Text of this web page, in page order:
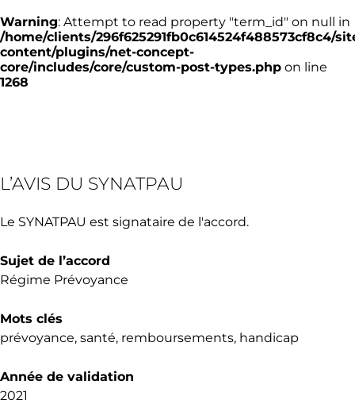
Warning: Attempt to read property "term_id" on null in
/home/clients/296f625291fb0c614524f488573cf8c4/
content/plugins/net-concept-
core/includes/core/custom-post-types.php on line
1268
L’AVIS DU SYNATPAU
Le SYNATPAU est signataire de l'accord.
Sujet de l’accord
Régime Prévoyance
Mots clés
prévoyance, santé, remboursements, handicap
Année de validation
2021